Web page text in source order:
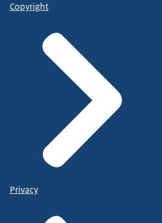
Copyright
Privacy